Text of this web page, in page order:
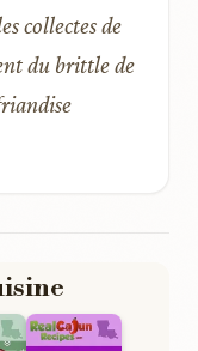
collectes de
du brittle de